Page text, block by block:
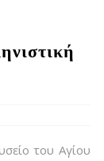
του Αγίου